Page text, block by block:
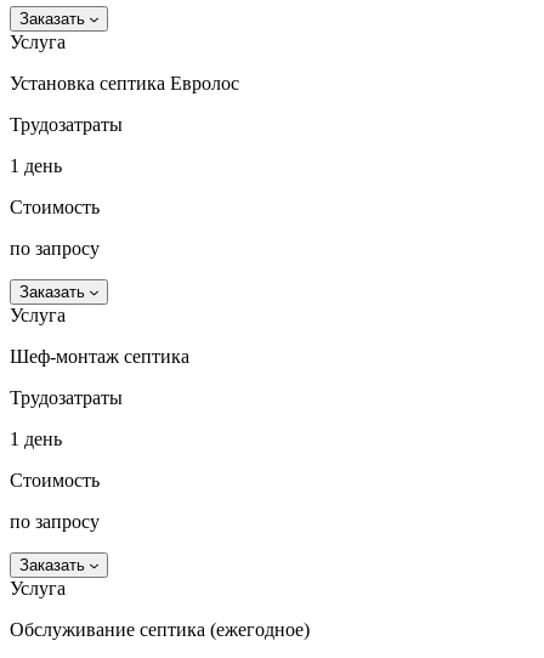
Заказать
Услуга
Установка септика Евролос
Трудозатраты
1 день
Стоимость
по запросу
Заказать
Услуга
Шеф-монтаж септика
Трудозатраты
1 день
Стоимость
по запросу
Заказать
Услуга
Обслуживание септика (ежегодное)